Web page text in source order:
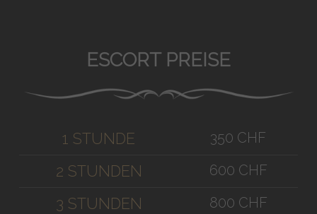
ESCORT PREISE
1 STUNDE 350 CHF
2 STUNDEN 600 CHF
3 STUNDEN 800 CHF